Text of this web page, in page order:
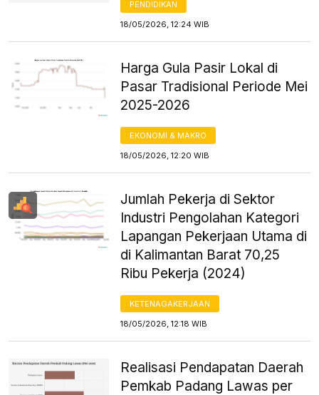
PENDIDIKAN
18/05/2026, 12:24 WIB
Harga Gula Pasir Lokal di
Pasar Tradisional Periode Mei
2025-2026
EKONOMI & MAKRO
18/05/2026, 12:20 WIB
Jumlah Pekerja di Sektor
Industri Pengolahan Kategori
Lapangan Pekerjaan Utama di
di Kalimantan Barat 70,25
Ribu Pekerja (2024)
KETENAGAKERJAAN
18/05/2026, 12:18 WIB
Realisasi Pendapatan Daerah
Pemkab Padang Lawas per